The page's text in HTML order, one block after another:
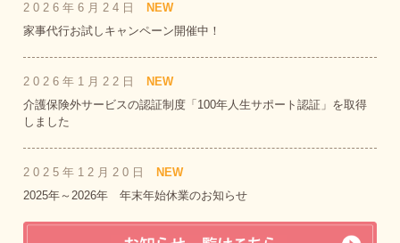
2026年6月24日
NEW
家事代行お試しキャンペーン開催中！
2026年1月22日
NEW
介護保険外サービスの認証制度「100年人生サポート認証」を取得
しました
2025年12月20日
NEW
2025年～2026年 年末年始休業のお知らせ